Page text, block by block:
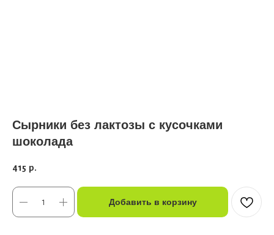
Сырники без лактозы с кусочками
шоколада
415 р.
Добавить в корзину